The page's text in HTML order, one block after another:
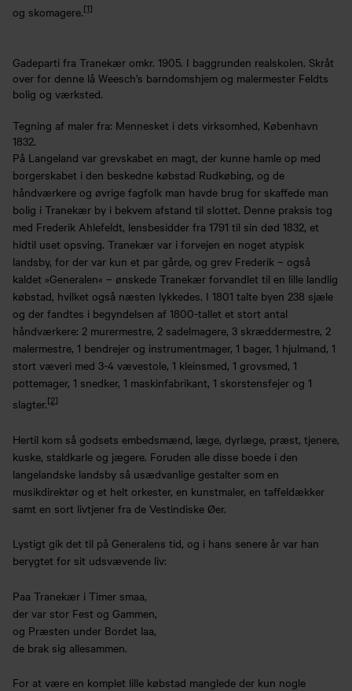
og skomagere.[1]
Gadeparti fra Tranekær omkr. 1905. I baggrunden realskolen. Skråt
over for denne lå Weesch’s barndomshjem og malermester Feldts
bolig og værksted.
Tegning af maler fra: Mennesket i dets virksomhed, København
1832.
På Langeland var grevskabet en magt, der kunne hamle op med
borgerskabet i den beskedne købstad Rudkøbing, og de
håndværkere og øvrige fagfolk man havde brug for skaffede man
bolig i Tranekær by i bekvem afstand til slottet. Denne praksis tog
med Frederik Ahlefeldt, lensbesidder fra 1791 til sin død 1832, et
hidtil uset opsving. Tranekær var i forvejen en noget atypisk
landsby, for der var kun et par gårde, og grev Frederik – også
kaldet »Generalen« – ønskede Tranekær forvandlet til en lille landlig
købstad, hvilket også næsten lykkedes. I 1801 talte byen 238 sjæle
og der fandtes i begyndelsen af 1800-tallet et stort antal
håndværkere: 2 murermestre, 2 sadelmagere, 3 skræddermestre, 2
malermestre, 1 bendrejer og instrumentmager, 1 bager, 1 hjulmand, 1
stort væveri med 3-4 vævestole, 1 kleinsmed, 1 grovsmed, 1
pottemager, 1 snedker, 1 maskinfabrikant, 1 skorstensfejer og 1
slagter.[2]
Hertil kom så godsets embedsmænd, læge, dyrlæge, præst, tjenere,
kuske, staldkarle og jægere. Foruden alle disse boede i den
langelandske landsby så usædvanlige gestalter som en
musikdirektør og et helt orkester, en kunstmaler, en taffeldækker
samt en sort livtjener fra de Vestindiske Øer.
Lystigt gik det til på Generalens tid, og i hans senere år var han
berygtet for sit udsvævende liv:
Paa Tranekær i Timer smaa,
der var stor Fest og Gammen,
og Præsten under Bordet laa,
de brak sig allesammen.
For at være en komplet lille købstad manglede der kun nogle